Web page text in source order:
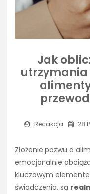
Jak
utrzymania
Redakcja 28
Złożenie pozwu o
emocjonalnie
kluczowym
świadczenia, są